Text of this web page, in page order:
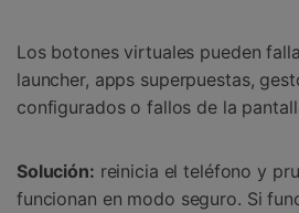
Los botones virtuales pueden
launcher, apps superpuestas,
configurados o fallos de la
Solución: reinicia el teléfono y
funcionan en modo seguro. Si